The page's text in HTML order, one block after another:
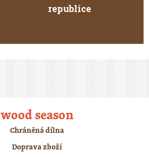
republice
wood season
Chráněná dílna
Doprava zboží